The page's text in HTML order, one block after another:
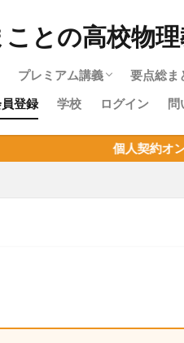
ことの高校物
プレミアム講義
物理やり直しガイド｜高校物
物理基礎・最短攻略パック
目次：物理基礎
力学・最短攻略パック紹介
目次：力学
熱力学・最短攻略パック紹介
目次：熱力学
波動・最短攻略パック紹介
目次：波動
電磁気・最短攻略パック紹介
目次：電磁気
原子・最短攻略パック紹介
目次：原子
要点総ま
物理基
登録
学校 ログイン 問
個人契約オンライン家庭教師